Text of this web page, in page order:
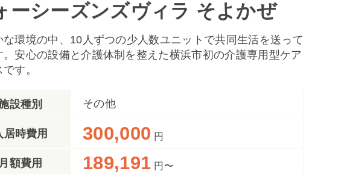
ーシーズンズヴィラ そよかぜ
な環境の中、10人ずつの少人数ユニットで共同生活を送って
。安心の設備と介護体制を整えた横浜市初の介護専用型ケア
す。
設種別 その他
居時費用 300,000 円
月額費用 189,191 円〜